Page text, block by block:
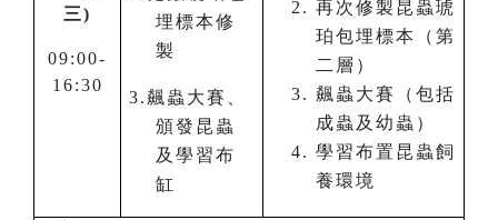
三)
09:00-
16:30
埋標本修
製
3.飆蟲大賽、
頒發昆蟲
及學習布
缸
再次修製昆蟲琥
珀包埋標本（第
二層）
飆蟲大賽（包括
成蟲及幼蟲）
學習布置昆蟲飼
養環境